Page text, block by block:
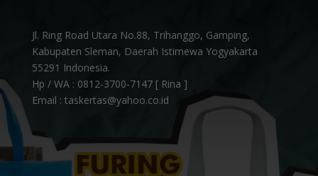
Jl. Ring Road Utara No.88, Trihanggo, Gamping,
Kabupaten Sleman, Daerah Istimewa Yogyakarta
55291 Indonesia.
Hp / WA : 0812-3700-7147 [ Rina ]
Email : taskertas@yahoo.co.id